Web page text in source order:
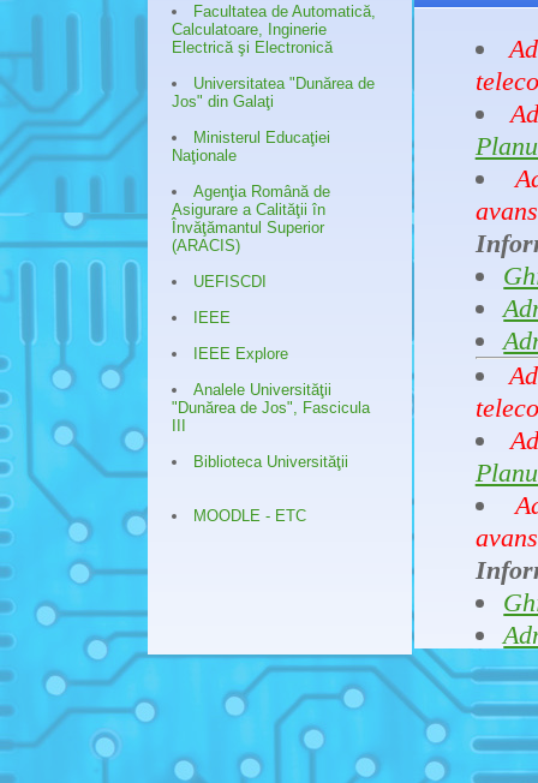
Facultatea de Automatică,
Calculatoare, Inginerie
Electrică şi Electronică
Universitatea "Dunărea de
Jos" din Galaţi
Ministerul Educaţiei
Naţionale
Agenţia Română de
Asigurare a Calităţii în
Învăţămantul Superior
(ARACIS)
UEFISCDI
IEEE
IEEE Explore
Analele Universităţii
"Dunărea de Jos", Fascicula
Biblioteca Universităţii
MOODLE - ETC
in
intre